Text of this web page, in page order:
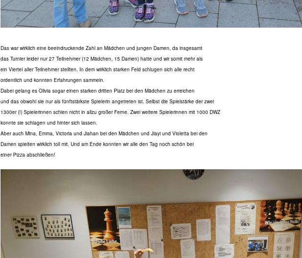
Das war wirklich eine beeindruckende Zahl an Mädchen und jungen Damen, da insgesamt
das Turnier leider nur 27 Teilnehmer (12 Mädchen, 15 Damen) hatte und wir somit mehr als
ein Viertel aller Teilnehmer stellten. In dem wirklich starken Feld schlugen sich alle recht
ordentlich und konntenErfahrungen sammeln.
Dabei gelang es Olivia sogar einen starken dritten Platz bei den Mädchen zu erreichen
und das obwohl sie nur als fünftstärkste Spielerin angetreten ist. Selbst die Spielstärkeder zwei
1300er (!) Spielerinnen schien nicht in allzu großer Ferne. Zwei weitereSpielerinnen mit 1000DWZ
konnte sie schlagen und hinter sich lassen.
Aber auch Mina, Emma, Victoria und Jiahan bei den Mädchen und Jiayi und Violettabei den
Damen spielten wirklich toll mit.Und am Ende konnten wir alle den Tag nochschön bei
einer Pizza abschließen!